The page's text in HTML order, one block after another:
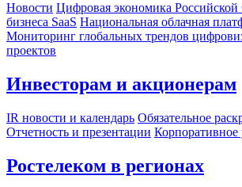
Новости Цифровая экономика
бизнеса SaaS Национальная облачная
Мониторинг глобальных трендов
проектов
Инвесторам и акционерам
IR новости и календарь Обязательное
Отчетность и презентации Корпоративное
Ростелеком в регионах